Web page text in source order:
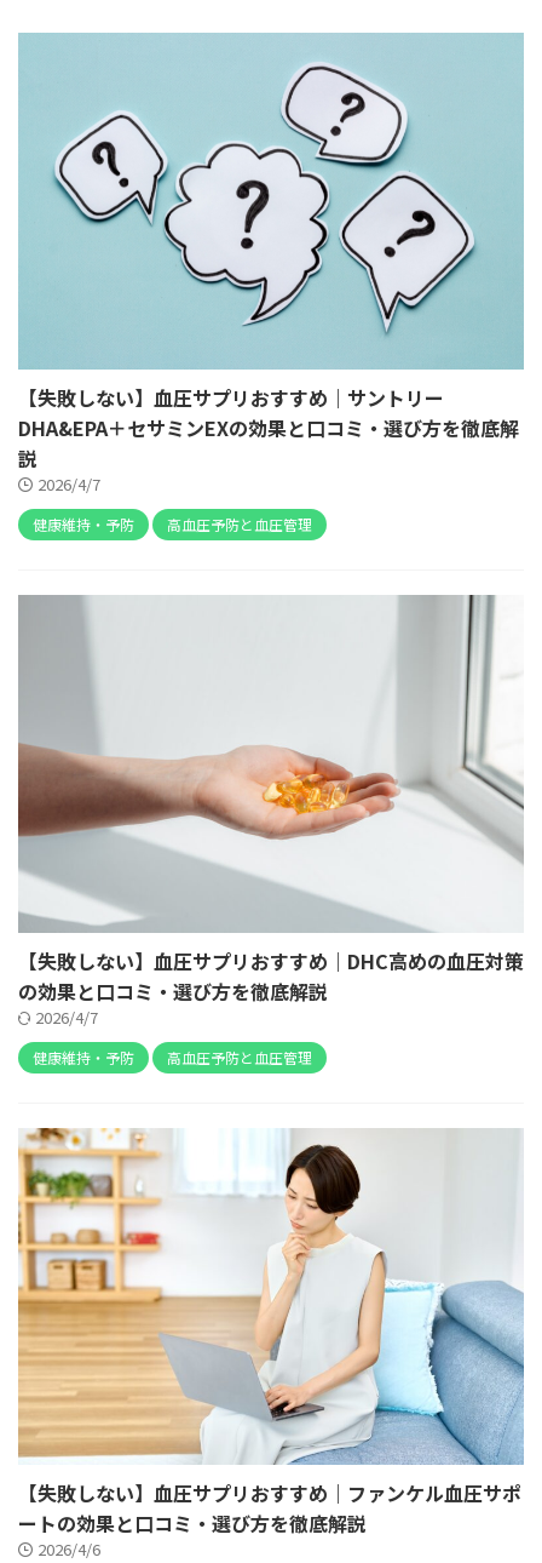
【失敗しない】血圧サプリおすすめ｜サントリー
DHA&EPA＋セサミンEXの効果と口コミ・選び方を徹底解
説
2026/4/7
健康維持・予防 高血圧予防と血圧管理
【失敗しない】血圧サプリおすすめ｜DHC高めの血圧対策
の効果と口コミ・選び方を徹底解説
2026/4/7
健康維持・予防 高血圧予防と血圧管理
【失敗しない】血圧サプリおすすめ｜ファンケル血圧サポ
ートの効果と口コミ・選び方を徹底解説
2026/4/6